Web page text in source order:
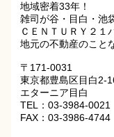
地域密着33年！
雑司が谷・目白・池
ＣＥＮＴＵＲＹ２１
地元の不動産のこと
〒171-0031
東京都豊島区目白2-
エターニア目白
TEL：03-3984-0021
FAX：03-3986-4744